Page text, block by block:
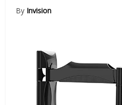
By Invision